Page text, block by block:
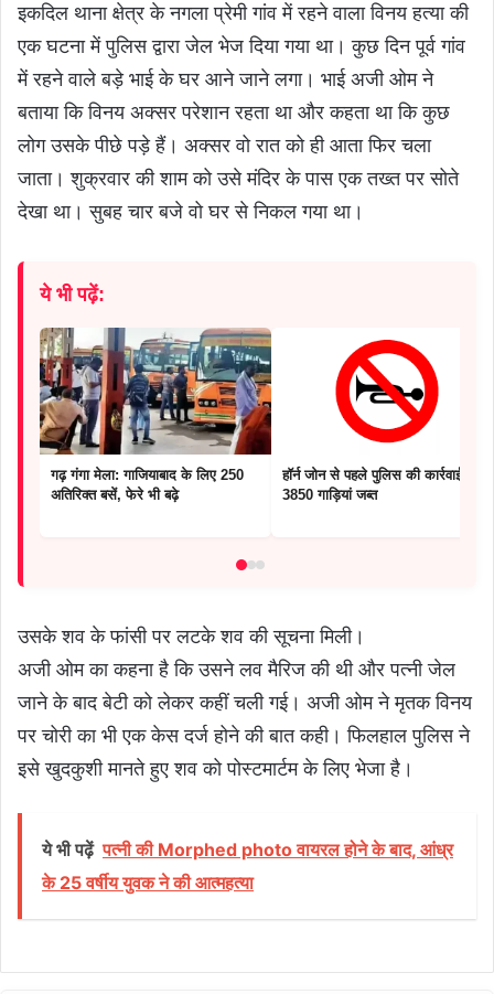
इकदिल थाना क्षेत्र के नगला प्रेमी गांव में रहने वाला विनय हत्या की
एक घटना में पुलिस द्वारा जेल भेज दिया गया था। कुछ दिन पूर्व गांव
में रहने वाले बड़े भाई के घर आने जाने लगा। भाई अजी ओम ने
बताया कि विनय अक्सर परेशान रहता था और कहता था कि कुछ
लोग उसके पीछे पड़े हैं। अक्सर वो रात को ही आता फिर चला
जाता। शुक्रवार की शाम को उसे मंदिर के पास एक तख्त पर सोते
देखा था। सुबह चार बजे वो घर से निकल गया था।
ये भी पढ़ें:
गढ़ गंगा मेला: गाजियाबाद के लिए 250
अतिरिक्त बसें, फेरे भी बढ़े
हॉर्न जोन से पहले पुलिस की कार्रवाई,
3850 गाड़ियां जब्त
उसके शव के फांसी पर लटके शव की सूचना मिली।
अजी ओम का कहना है कि उसने लव मैरिज की थी और पत्नी जेल
जाने के बाद बेटी को लेकर कहीं चली गई। अजी ओम ने मृतक विनय
पर चोरी का भी एक केस दर्ज होने की बात कही। फिलहाल पुलिस ने
इसे खुदकुशी मानते हुए शव को पोस्टमार्टम के लिए भेजा है।
ये भी पढ़ें पत्नी की Morphed photo वायरल होने के बाद, आंध्र
के 25 वर्षीय युवक ने की आत्महत्या